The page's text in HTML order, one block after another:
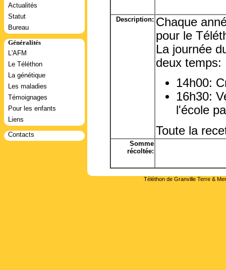
Actualités
Statut
Bureau
Généralités
L'AFM
Le Téléthon
La génétique
Les maladies
Témoignages
Pour les enfants
Liens
Contacts
Description: Chaque
pour le
La journée
deux temps:
14h00:
16h30:
l'école
Toute la
Somme
récoltée:
Téléthon de Granville Terre &